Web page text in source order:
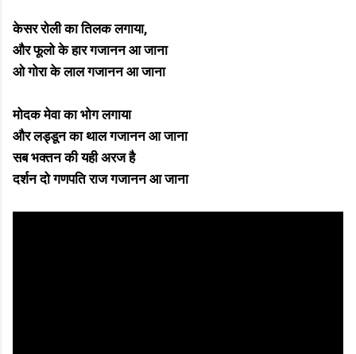
केसर रोली का तिलक लगाया,
और फूलो के हार गजानन आ जाना
ओ गोरा के लाल गजानन आ जाना
मोदक मेवा का भोग लगाया
और लड्डून का थाल गजानन आ जाना
सब भक्तन की यही अरज है
दर्शन दो गणपति राज गजानन आ जाना